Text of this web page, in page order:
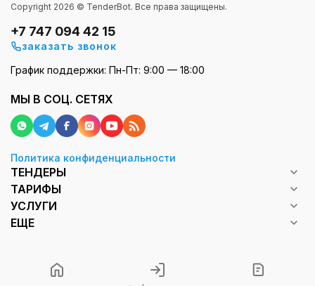
Copyright 2026 © TenderBot. Все права защищены.
+7 747 094 42 15
заказать звонок
График поддержки: Пн-Пт: 9:00 — 18:00
МЫ В СОЦ. СЕТЯХ
Политика конфиденциальности
ТЕНДЕРЫ
ТАРИФЫ
УСЛУГИ
ЕЩЕ